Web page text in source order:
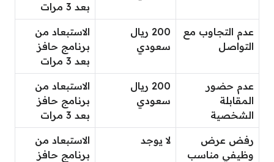
بعد 3 مرات
عدم التجاوب مع
التواصل
200 ريال
سعودي
الاستبعاد من
برنامج حافز
بعد 3 مرات
عدم حضور
المقابلة
الشخصية
200 ريال
سعودي
الاستبعاد من
برنامج حافز
بعد 3 مرات
رفض عرض
وظيفي مناسب
لا يوجد
الاستبعاد من
برنامج حافز